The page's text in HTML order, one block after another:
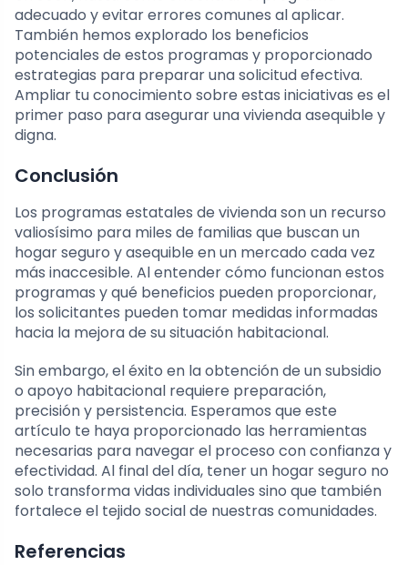
adecuado y evitar errores comunes al aplicar.
También hemos explorado los beneficios
potenciales de estos programas y proporcionado
estrategias para preparar una solicitud efectiva.
Ampliar tu conocimiento sobre estas iniciativas es el
primer paso para asegurar una vivienda asequible y
digna.
Conclusión
Los programas estatales de vivienda son un recurso
valiosísimo para miles de familias que buscan un
hogar seguro y asequible en un mercado cada vez
más inaccesible. Al entender cómo funcionan estos
programas y qué beneficios pueden proporcionar,
los solicitantes pueden tomar medidas informadas
hacia la mejora de su situación habitacional.
Sin embargo, el éxito en la obtención de un subsidio
o apoyo habitacional requiere preparación,
precisión y persistencia. Esperamos que este
artículo te haya proporcionado las herramientas
necesarias para navegar el proceso con confianza y
efectividad. Al final del día, tener un hogar seguro no
solo transforma vidas individuales sino que también
fortalece el tejido social de nuestras comunidades.
Referencias